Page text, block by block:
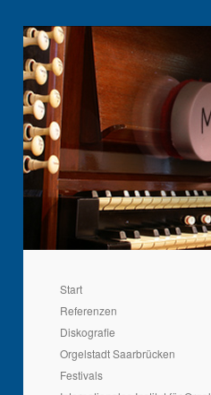
Start
Referenzen
Diskografie
Orgelstadt Saarbrücken
Festivals